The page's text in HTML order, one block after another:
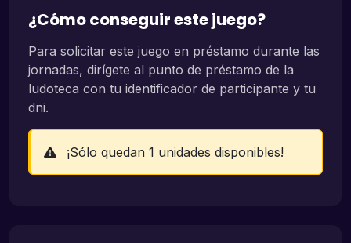
¿Cómo conseguir este juego?
Para solicitar este juego en préstamo durante las
jornadas, dirígete al punto de préstamo de la
ludoteca con tu identificador de participante y tu
dni.
¡Sólo quedan 1 unidades disponibles!